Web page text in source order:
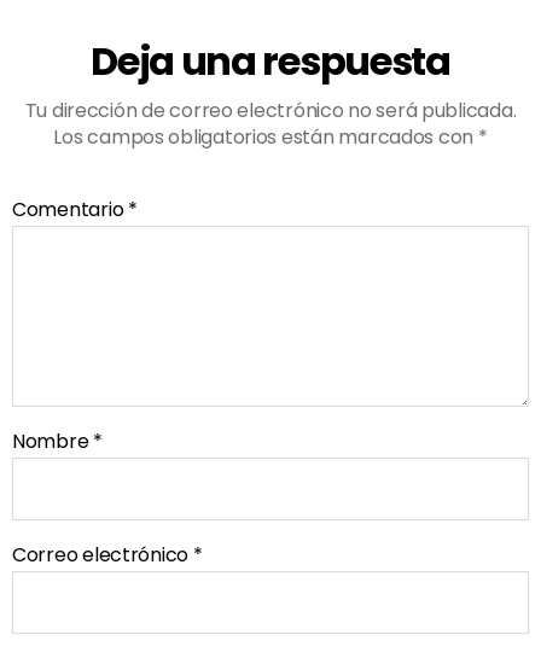
Deja una respuesta
Tu dirección de correo electrónico no será publicada.
Los campos obligatorios están marcados con *
Comentario*
Nombre*
Correo electrónico *